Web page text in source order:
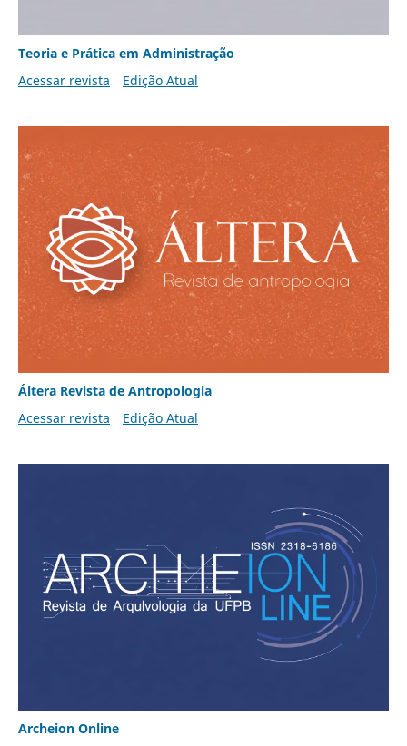
Teoria e Prática em Administração
Acessar revista
Edição Atual
Áltera Revista de Antropologia
Acessar revista
Edição Atual
Archeion Online